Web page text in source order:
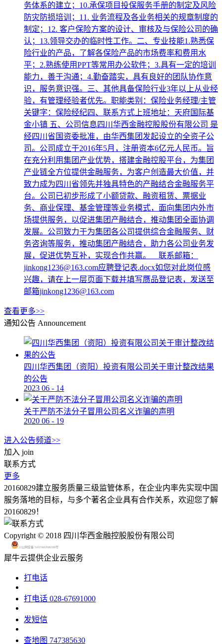
务体系的建立；10.承保项目投保服务手册的制定及风险
防灾防损培训；11. 业务流程及各业务相关的规章制度的
制定；12. 客户保险方案的设计、审核及与保险公司的确
认；13.领导交办的临时性工作。二、专业技能1.熟悉保
险行业的产品，了解各保险产品的市场费率和费用水
平；2.熟练使用PPT等常用办公软件；3.具有一定的培训
能力，善于沟通；4.勤奋踏实，具有良好的团队协作意
识，服务意识强。三、其他具备保险行业3年以上从业经
验，有管理经验者优先。职能类别：保险业务经理/主管
关键字：保险经纪四、联系方式上班地址：天府国际基
金小镇 五、公司信息四川华西金融控股股份有限公司 是
经四川省国资委批准，由华西集团发起设立的全资子公
司。公司成立于2016年5月，注册资本6亿元人民币。旨
在充分利用集团产业优势，搭建金融控股平台，为集团
产业链全方位提供金融服务，为客户创造最大价值，并
致力成为四川省领先并独具特色的产融结合金融服务平
台。公司已初步形成了小额贷款、融资租赁、票据业
务、商业保理、基金管理等业务模式，面向集团内外市
场提供服务，以促进集团产融结合，推动集团全面协调
发展。公司致力于为集团各公司提供综合金融服务、财
务咨询等服务，推动集团产融结合，助力各公司业务发
展，促进优势互补，实现合作共赢。 联系邮箱：
jinkong1236@163.com应聘登记表.docx如您对此岗位感
兴趣，请在上一层页面下载并填写赝品登记表，发送至
邮箱jinkong1236@163.com
查看更多>>
通知公告 Announcement
四川华西集团（资阳）投资有限公司关于审计整改结果
的公告
2023 06 - 14
关于严防不法分子冒用公司名义诈骗的声明
2020 06 - 19
进入公告频道>>
加入 join
联系方式
更多
20160829建立服务质量三级监管体系，在企业内率先实现中国
服务落地的目标，与多个著名企业具有合作关系，欢迎您了解
20160829！
Copyright © 2018 四川华西金融控股股份有限公司
川公网安备 51015602000580号
犀牛云提供企业云服务
打电话
打电话 028-67691000
发短信
查地图 747385630